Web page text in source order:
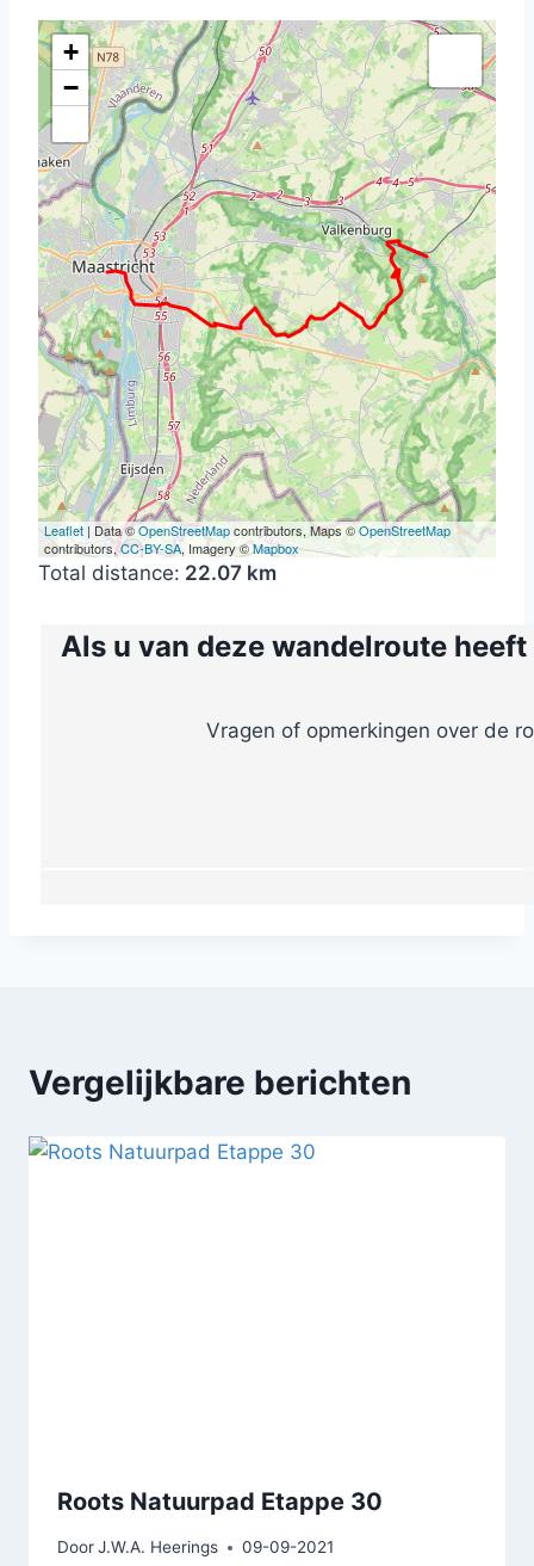
+
−
Leaflet | Data ©OpenStreetMapcontributors, Maps ©OpenStreetMap
contributors,CC-BY-SA, Imagery ©Mapbox
Total distance: 22.07 km
Als u van deze wandelroute
Vragen of opmerkingen over de
Vergelijkbare berichten
Roots Natuurpad Etappe 30
DoorJ.W.A. Heerings 09-09-2021